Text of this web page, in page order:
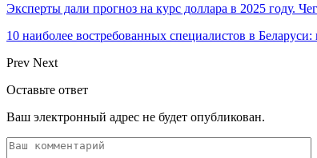
Эксперты дали прогноз на курс доллара в 2025 году.
10 наиболее востребованных специалистов в
Prev Next
Оставьте ответ
Ваш электронный адрес не будет опубликован.